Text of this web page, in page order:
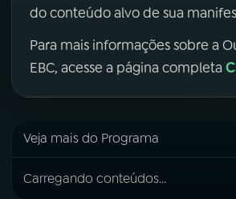
do conteúdo alvo de sua
Para mais informações sobre a
EBC, acesse a página completa
Veja mais do Programa
Carregando conteúdos...